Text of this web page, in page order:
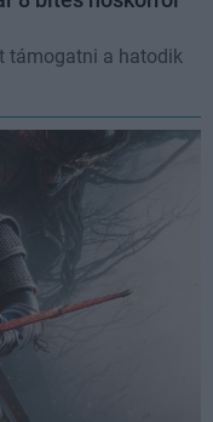
támogatni a hatodik